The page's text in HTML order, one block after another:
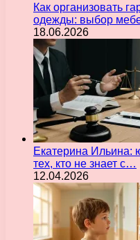
Как организовать
одежды: выбор
18.06.2026
Екатерина Ильина:
тех, кто не знает с…
12.04.2026